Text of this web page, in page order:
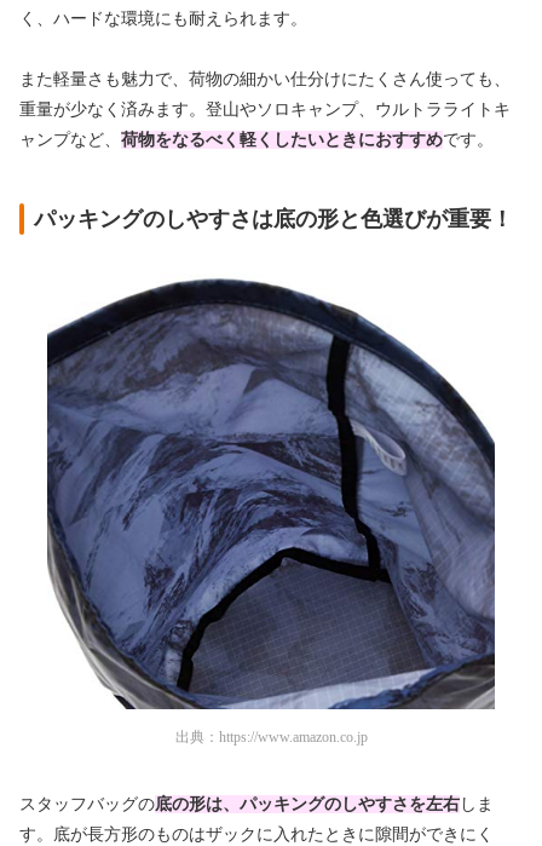
く、ハードな環境にも耐えられます。
また軽量さも魅力で、荷物の細かい仕分けにたくさん使っても、
重量が少なく済みます。登山やソロキャンプ、ウルトラライトキ
ャンプなど、 荷物をなるべく軽くしたいときにおすすめです。
パッキングのしやすさは底の形と色選びが重要！
出典： https://www.amazon.co.jp
スタッフバッグの底の形は、パッキングのしやすさを左右 しま
す。底が長方形のものはザックに入れたときに隙間ができにく